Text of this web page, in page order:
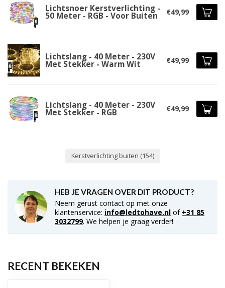
Lichtsnoer Kerstverlichting -
50 Meter - RGB - Voor Buiten €49,99
Lichtslang - 40 Meter - 230V
Met Stekker - Warm Wit €49,99
Lichtslang - 40 Meter - 230V
Met Stekker - RGB €49,99
Kerstverlichting buiten (154)
HEB JE VRAGEN OVER DIT PRODUCT?
Neem gerust contact op met onze
klantenservice: info@ledtohave.nl of +31 85
3032799. We helpen je graag verder!
RECENT BEKEKEN